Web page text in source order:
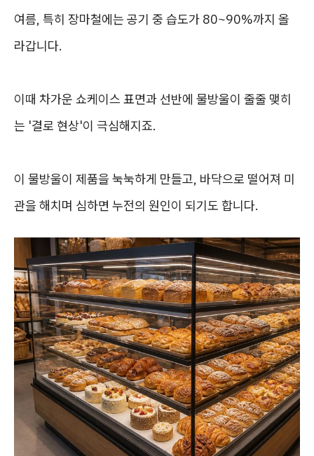
여름, 특히 장마철에는 공기 중 습도가 80~90%까지 올
라갑니다.
이때 차가운 쇼케이스 표면과 선반에 물방울이 줄줄 맺히
는 '결로 현상'이 극심해지죠.
이 물방울이 제품을 눅눅하게 만들고, 바닥으로 떨어져 미
관을 해치며 심하면 누전의 원인이 되기도 합니다.